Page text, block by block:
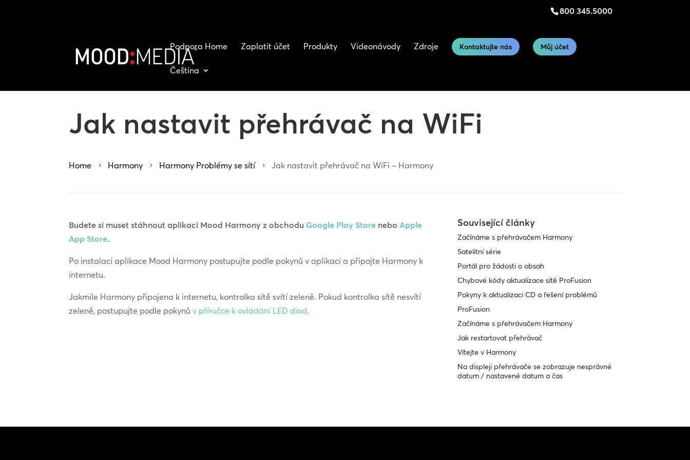
800 345.5000
Podpora Home Zaplatit účet Produkty Videonávody Zdroje Kontaktujte nás Můj účet
Čeština
Jak nastavit přehrávač na WiFi
Home 5 Harmony 5 Harmony Problémy se sítí 5 Jak nastavit přehrávač na WiFi – Harmony
Budete si muset stáhnout aplikaci Mood Harmony z obchodu Google Play Store nebo Apple
App Store.
Po instalaci aplikace Mood Harmony postupujte podle pokynů v aplikaci a připojte Harmony k
internetu.
Jakmile Harmony připojena k internetu, kontrolka sítě svítí zeleně. Pokud kontrolka sítě nesvítí
zeleně, postupujte podle pokynův příručce k ovládání LED diod.
Související články
Začínáme s přehrávačem Harmony
Satelitní série
Portál pro žádosti o obsah
Chybové kódy aktualizace sítě ProFusion
Pokyny k aktualizaci CD a řešení problémů
ProFusion
Začínáme s přehrávačem Harmony
Jak restartovat přehrávač
Vítejte v Harmony
Na displeji přehrávače se zobrazuje nesprávné
datum / nastavené datum a čas